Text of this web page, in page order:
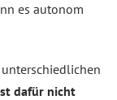
es autonom
dafür nicht